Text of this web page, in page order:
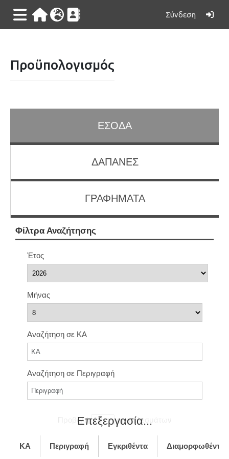
Σύνδεση
Προϋπολογισμός
ΕΣΟΔΑ
ΔΑΠΑΝΕΣ
ΓΡΑΦΗΜΑΤΑ
Φίλτρα Αναζήτησης
Έτος
Μήνας
Αναζήτηση σε ΚΑ
Αναζήτηση σε Περιγραφή
Προβολή αποτελεσμάτων
Επεξεργασία...
ΚΑ Περιγραφή Εγκριθέντα Διαμορφωθέντα